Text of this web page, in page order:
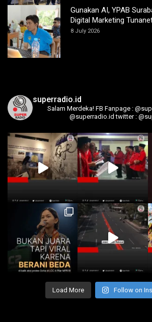
Gunakan AI, YPAB
Digital Marketing
8 July 2026
superradio.id
Salam Merdeka! FB Fanpage :
@superradio.id twitter :
Load More Follow on